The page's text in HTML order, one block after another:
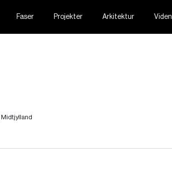
Faser Projekter Arkitektur Viden
Midtjylland